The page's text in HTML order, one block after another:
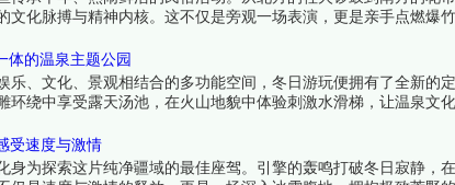
文化脉搏与精神内核。这不仅是旁观一场表演，更是亲手点燃爆
榜中榜编辑一起来看看详细名单吧！
体的温泉主题公园
乐、文化、景观相结合的多功能空间，冬日游玩便拥有了全新的
绕中享受露天汤池，在火山地貌中体验刺激水滑梯，让温泉文
的冰雪温泉乐园，从火山地热主题公园到传统文化体验区，这
受速度与激情
身为探索这片纯净疆域的最佳座驾。引擎的轰鸣打破冬日寂静，